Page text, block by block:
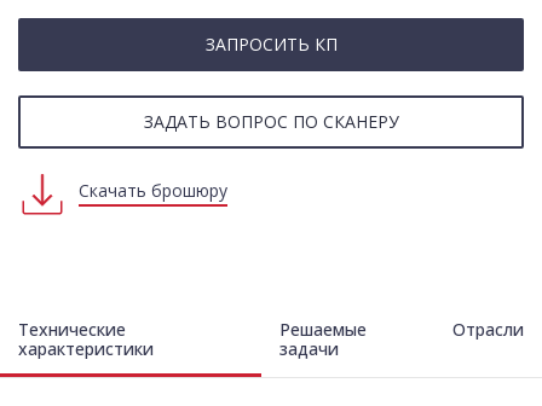
ЗАПРОСИТЬ КП
ЗАДАТЬ ВОПРОС ПО СКАНЕРУ
Скачать брошюру
Технические
характеристики
Решаемые
задачи
Отрасли